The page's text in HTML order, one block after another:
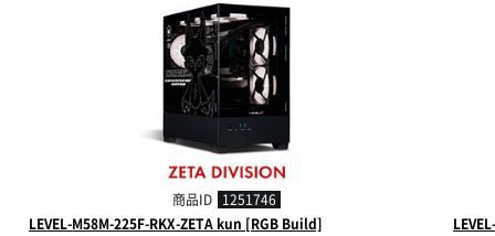
商品ID 1251746
LEVEL-M58M-225F-RKX-ZETA kun [RGB Build]